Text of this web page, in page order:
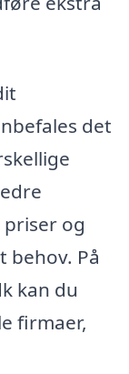
det
og
behov. På
kan du
firmaer,